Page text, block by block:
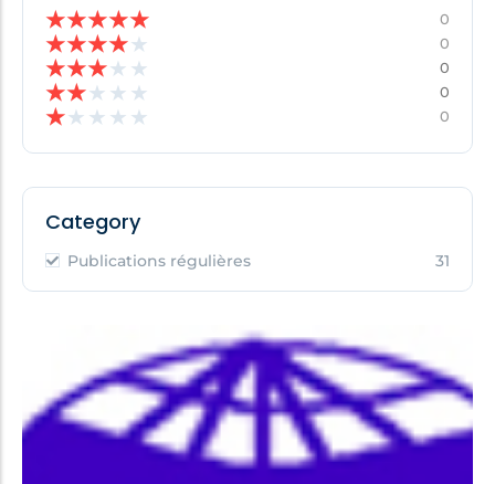
★★★★★ 0
★★★★★ 0
★★★★ ★ 0
★★★ ★ ★ 0
★★ ★ ★ ★ 0
Category
Publications régulières 31